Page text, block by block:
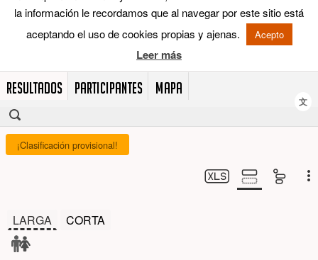
RESULTADOS PARTICIPANTES MAPA
文
¡Clasificación provisional!
LARGA CORTA